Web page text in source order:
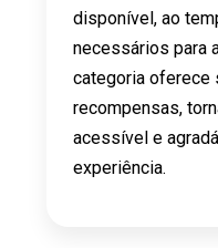
disponível, ao
necessários para
categoria oferece
recompensas,
acessível e
experiência.